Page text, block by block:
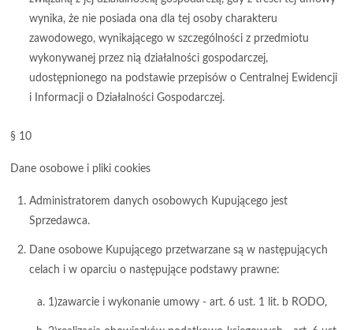
wynika, że nie posiada ona dla tej osoby charakteru
zawodowego, wynikającego w szczególności z przedmiotu
wykonywanej przez nią działalności gospodarczej,
udostępnionego na podstawie przepisów o Centralnej Ewidencji
i Informacji o Działalności Gospodarczej.
§ 10
Dane osobowe i pliki cookies
Administratorem danych osobowych Kupującego jest
Sprzedawca.
Dane osobowe Kupującego przetwarzane są w następujących
celach i w oparciu o następujące podstawy prawne:
1)zawarcie i wykonanie umowy - art. 6 ust. 1 lit. b RODO,